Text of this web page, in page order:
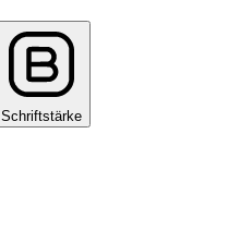
Schriftstärke